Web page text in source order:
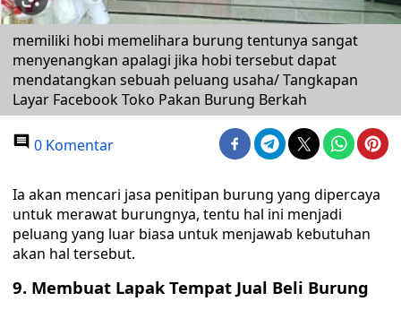
memiliki hobi memelihara burung tentunya sangat
menyenangkan apalagi jika hobi tersebut dapat
mendatangkan sebuah peluang usaha/ Tangkapan
Layar Facebook Toko Pakan Burung Berkah
0 Komentar
Ia akan mencari jasa penitipan burung yang dipercaya
untuk merawat burungnya, tentu hal ini menjadi
peluang yang luar biasa untuk menjawab kebutuhan
akan hal tersebut.
9. Membuat Lapak Tempat Jual Beli Burung